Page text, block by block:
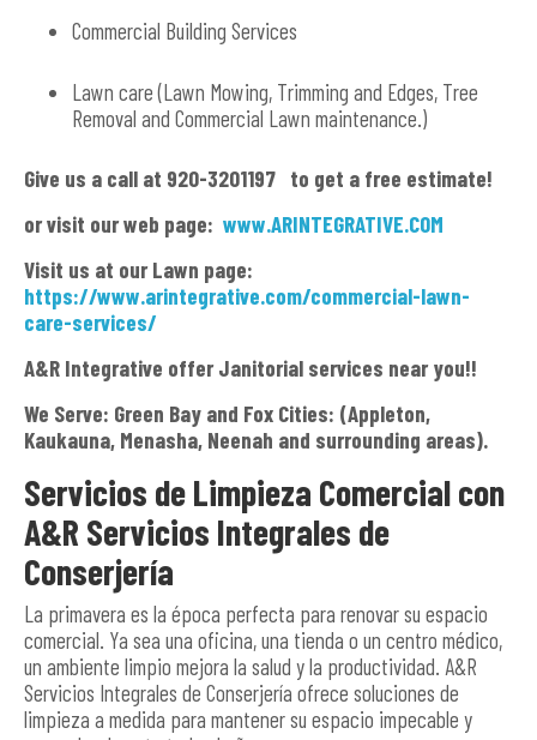
Commercial Building Services
Lawn care (Lawn Mowing, Trimming and Edges, Tree
Removal and Commercial Lawn maintenance.)
Give us a call at 920-3201197 to get a free estimate!
or visit our web page: www.ARINTEGRATIVE.COM
Visit us at our Lawn page:
https://www.arintegrative.com/commercial-lawn-
care-services/
A&R Integrative offer Janitorial services near you!!
We Serve: Green Bay and Fox Cities: (Appleton,
Kaukauna, Menasha, Neenah and surrounding areas).
Servicios de Limpieza Comercial con
A&R Servicios Integrales de
Conserjería
La primavera es la época perfecta para renovar su espacio
comercial. Ya sea una oficina, una tienda o un centro médico,
un ambiente limpio mejora la salud y la productividad. A&R
Servicios Integrales de Conserjería ofrece soluciones de
limpieza a medida para mantener su espacio impecable y